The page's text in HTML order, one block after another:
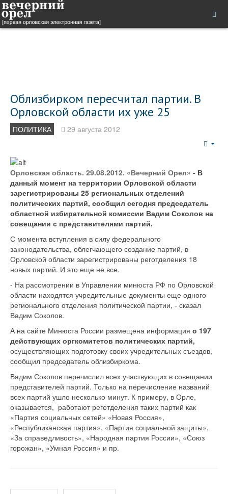
Облизбирком пересчитал партии. В
Орловской области их уже 25
ПОЛИТИКА 29 августа 2012
Орловская область. 29.08.2012. «Вечерний Орел» - В
данный момент на территории Орловской области
зарегистрированы 25 региональных отделений
политических партий, сообщил сегодня председатель
областной избирательной комиссии Вадим Соколов на
совещании с представителями партий.
С момента вступления в силу федерального
законодательства, облегчающего создание партий, в
Орловской области зарегистрированы реготделения 18
новых партий. И это еще не все.
- На рассмотрении в Управлении минюста РФ по Орловской
области находятся учредительные документы еще одного
регионального отделения политической партии, - сказал
Вадим Соколов.
А на сайте Минюста России размещена информация о 197
действующих оргкомитетов политических партий,
осуществляющих подготовку своих учредительных съездов,
сообщил председатель облизбиркома.
Вадим Соколов перечислил всех участвующих в совещании
представителей партий. Только на перечисление названий
всех партий ушло несколько минут. К примеру, в Орле,
оказывается, работают реготделения таких партий как
«Партия социальных сетей» «Новая Россия»,
«Республиканская партия», «Партия социальной защиты»,
«За справедливость», «Народная партия России», «Союз
горожан», «Умная Россия» и пр.